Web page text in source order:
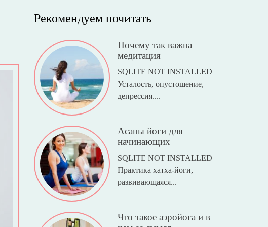
Рекомендуем почитать
Почему так важна
медитация
SQLITE NOT INSTALLED
Усталость, опустошение,
депрессия....
Асаны йоги для
начинающих
SQLITE NOT INSTALLED
Практика хатха-йоги,
развивающаяся...
Что такое аэройога и в